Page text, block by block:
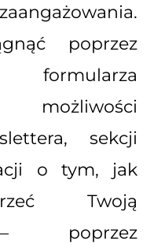
poprzez
możliwości
sekcji
o tym, jak
Twoją
poprzez